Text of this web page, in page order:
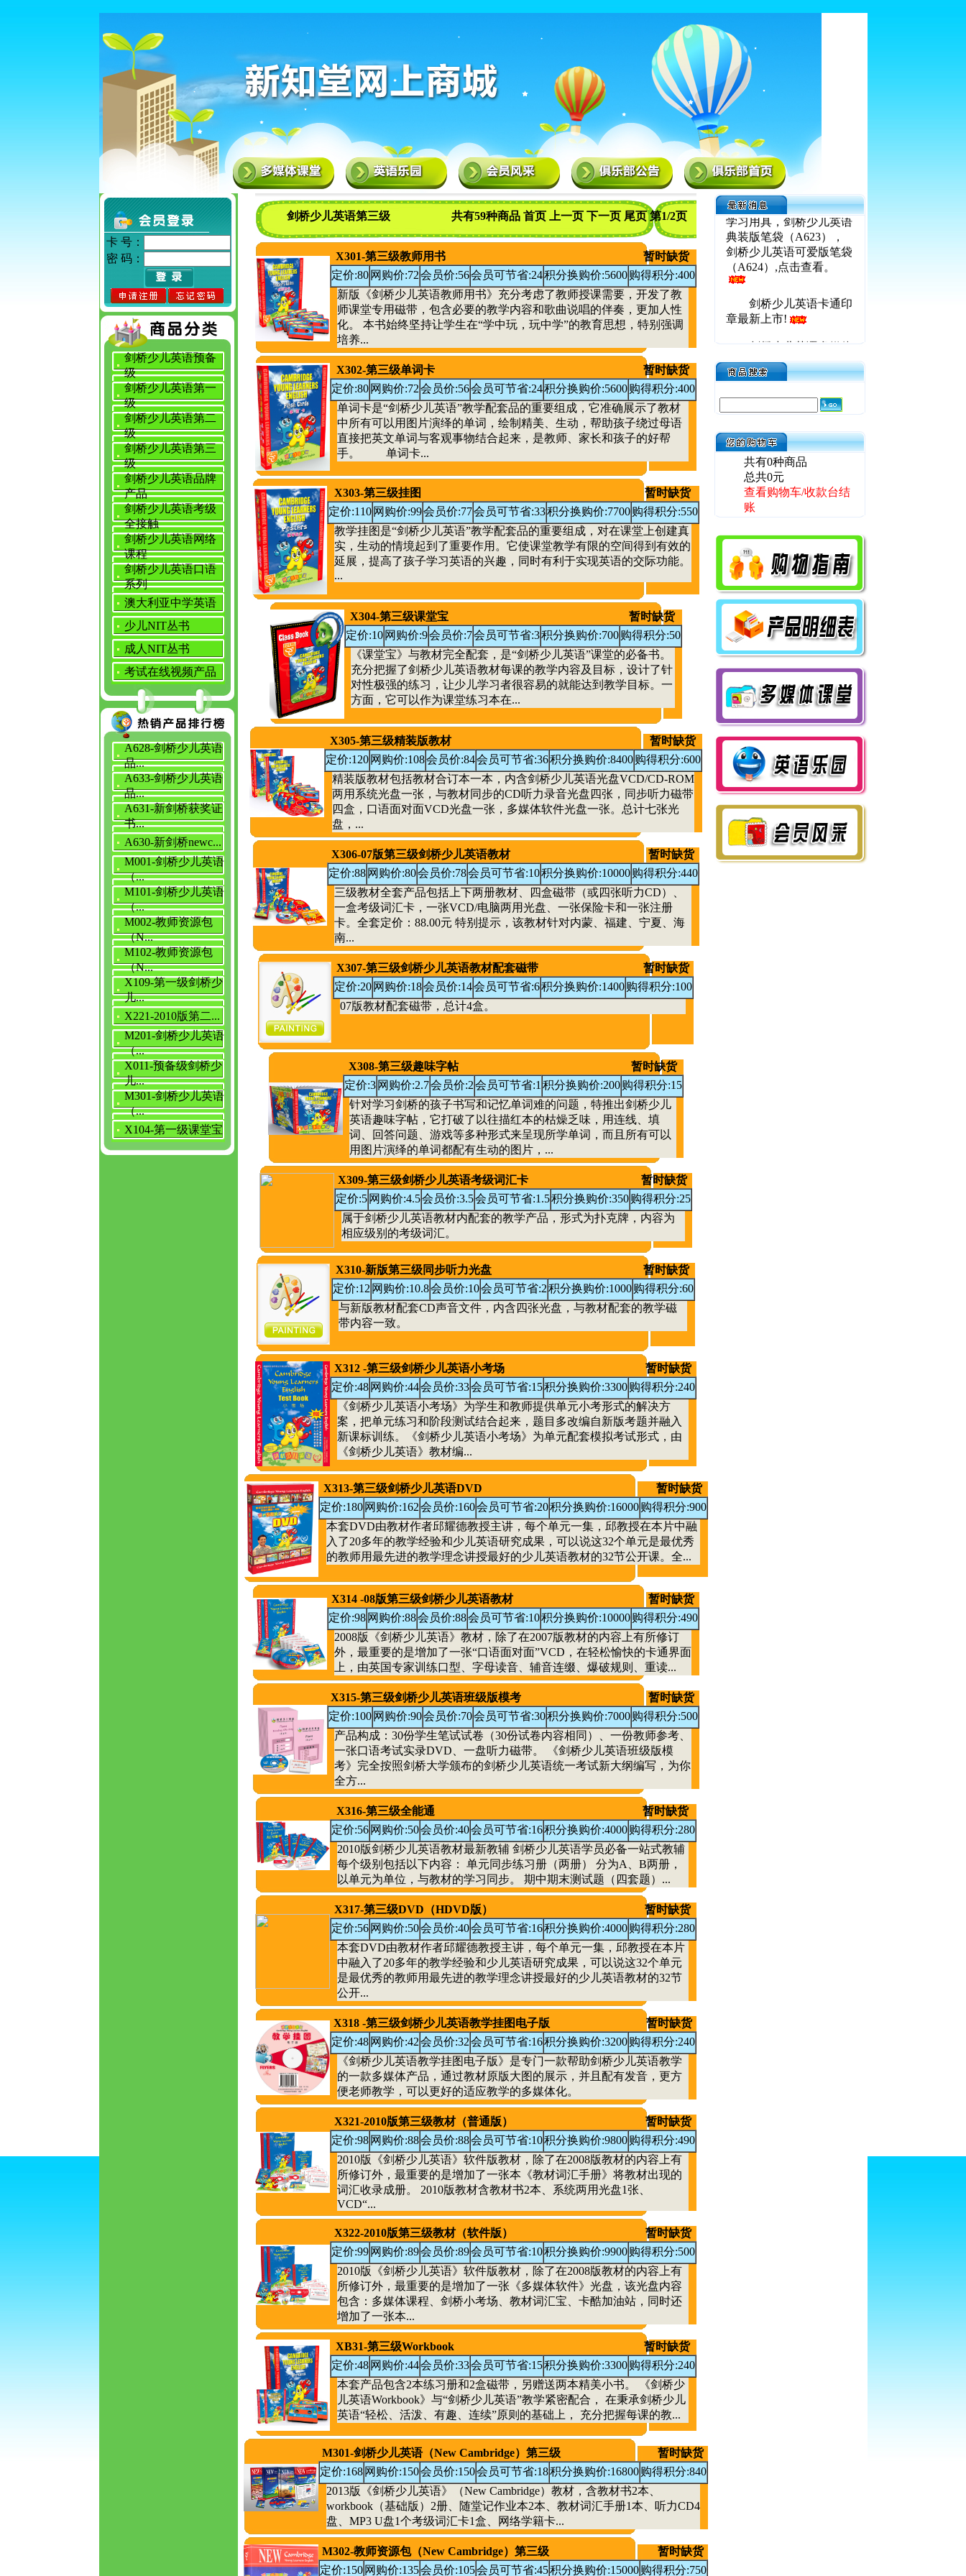
卡 号：
密 码：
剑桥少儿英语预备
级
剑桥少儿英语第一
级
剑桥少儿英语第二
级
剑桥少儿英语第三
级
剑桥少儿英语品牌
产品
剑桥少儿英语考级
全接触
剑桥少儿英语网络
课程
剑桥少儿英语口语
系列
澳大利亚中学英语
少儿NIT丛书
成人NIT丛书
考试在线视频产品
A628-剑桥少儿英语
品...
A633-剑桥少儿英语
品...
A631-新剑桥获奖证
书...
A630-新剑桥newc...
M001-剑桥少儿英语
（...
M101-剑桥少儿英语
（...
M002-教师资源包
（N...
M102-教师资源包
（N...
X109-第一级剑桥少
儿...
X221-2010版第二...
M201-剑桥少儿英语
（...
X011-预备级剑桥少
儿...
M301-剑桥少儿英语
（...
X104-第一级课堂宝
剑桥少儿英语第三级 共有59种商品 首页 上一页 下一页 尾页第1/2页
X301-第三级教师用书
暂时缺货
定价:80 网购价:72会员价:56会员可节省:24积分换购价:5600 购得积分:400
新版《剑桥少儿英语教师用书》充分考虑了教师授课需要，开发了教
师课堂专用磁带，包含必要的教学内容和歌曲说唱的伴奏，更加人性
化。 本书始终坚持让学生在“学中玩，玩中学”的教育思想，特别强调
培养...
X302-第三级单词卡
暂时缺货
定价:80 网购价:72会员价:56会员可节省:24积分换购价:5600 购得积分:400
单词卡是“剑桥少儿英语”教学配套品的重要组成，它准确展示了教材
中所有可以用图片演绎的单词，绘制精美、生动，帮助孩子绕过母语
直接把英文单词与客观事物结合起来，是教师、家长和孩子的好帮
手。 单词卡...
X303-第三级挂图
暂时缺货
定价:110 网购价:99会员价:77会员可节省:33积分换购价:7700 购得积分:550
教学挂图是“剑桥少儿英语”教学配套品的重要组成，对在课堂上创建真
实，生动的情境起到了重要作用。它使课堂教学有限的空间得到有效的
延展，提高了孩子学习英语的兴趣，同时有利于实现英语的交际功能。
...
X304-第三级课堂宝
暂时缺货
定价:10 网购价:9会员价:7会员可节省:3积分换购价:700 购得积分:50
《课堂宝》与教材完全配套，是“剑桥少儿英语”课堂的必备书。
充分把握了剑桥少儿英语教材每课的教学内容及目标，设计了针
对性极强的练习，让少儿学习者很容易的就能达到教学目标。一
方面，它可以作为课堂练习本在...
X305-第三级精装版教材
暂时缺货
定价:120 网购价:108会员价:84会员可节省:36积分换购价:8400 购得积分:600
精装版教材包括教材合订本一本，内含剑桥少儿英语光盘VCD/CD-ROM
两用系统光盘一张，与教材同步的CD听力录音光盘四张，同步听力磁带
四盒，口语面对面VCD光盘一张，多媒体软件光盘一张。总计七张光
盘，...
X306-07版第三级剑桥少儿英语教材
暂时缺货
定价:88 网购价:80会员价:78会员可节省:10积分换购价:10000 购得积分:440
三级教材全套产品包括上下两册教材、四盒磁带（或四张听力CD）、
一盒考级词汇卡，一张VCD/电脑两用光盘、一张保险卡和一张注册
卡。全套定价：88.00元 特别提示，该教材针对内蒙、福建、宁夏、海
南...
X307-第三级剑桥少儿英语教材配套磁带
暂时缺货
定价:20 网购价:18会员价:14会员可节省:6积分换购价:1400 购得积分:100
07版教材配套磁带，总计4盒。
X308-第三级趣味字帖
暂时缺货
定价:3 网购价:2.7会员价:2会员可节省:1 积分换购价:200 购得积分:15
针对学习剑桥的孩子书写和记忆单词难的问题，特推出剑桥少儿
英语趣味字帖，它打破了以往描红本的枯燥乏味，用连线、填
词、回答问题、游戏等多种形式来呈现所学单词，而且所有可以
用图片演绎的单词都配有生动的图片，...
X309-第三级剑桥少儿英语考级词汇卡
暂时缺货
定价:5 网购价:4.5会员价:3.5会员可节省:1.5积分换购价:350 购得积分:25
属于剑桥少儿英语教材内配套的教学产品，形式为扑克牌，内容为
相应级别的考级词汇。
X310-新版第三级同步听力光盘
暂时缺货
定价:12 网购价:10.8会员价:10会员可节省:2积分换购价:1000 购得积分:60
与新版教材配套CD声音文件，内含四张光盘，与教材配套的教学磁
带内容一致。
X312 -第三级剑桥少儿英语小考场
暂时缺货
定价:48 网购价:44会员价:33会员可节省:15积分换购价:3300 购得积分:240
《剑桥少儿英语小考场》为学生和教师提供单元小考形式的解决方
案，把单元练习和阶段测试结合起来，题目多改编自新版考题并融入
新课标训练。《剑桥少儿英语小考场》为单元配套模拟考试形式，由
《剑桥少儿英语》教材编...
X313-第三级剑桥少儿英语DVD
暂时缺货
定价:180 网购价:162会员价:160会员可节省:20积分换购价:16000 购得积分:900
本套DVD由教材作者邱耀德教授主讲，每个单元一集，邱教授在本片中融
入了20多年的教学经验和少儿英语研究成果，可以说这32个单元是最优秀
的教师用最先进的教学理念讲授最好的少儿英语教材的32节公开课。全...
X314 -08版第三级剑桥少儿英语教材
暂时缺货
定价:98 网购价:88会员价:88会员可节省:10积分换购价:10000 购得积分:490
2008版《剑桥少儿英语》教材，除了在2007版教材的内容上有所修订
外，最重要的是增加了一张“口语面对面”VCD，在轻松愉快的卡通界面
上，由英国专家训练口型、字母读音、辅音连缀、爆破规则、重读...
X315-第三级剑桥少儿英语班级版模考
暂时缺货
定价:100 网购价:90会员价:70会员可节省:30积分换购价:7000 购得积分:500
产品构成：30份学生笔试试卷（30份试卷内容相同）、一份教师参考、
一张口语考试实录DVD、一盘听力磁带。 《剑桥少儿英语班级版模
考》完全按照剑桥大学颁布的剑桥少儿英语统一考试新大纲编写，为你
全方...
X316-第三级全能通
暂时缺货
定价:56 网购价:50会员价:40会员可节省:16积分换购价:4000 购得积分:280
2010版剑桥少儿英语教材最新教辅 剑桥少儿英语学员必备一站式教辅
每个级别包括以下内容： 单元同步练习册（两册） 分为A、B两册，
以单元为单位，与教材的学习同步。 期中期末测试题（四套题）...
X317-第三级DVD（HDVD版）
暂时缺货
定价:56 网购价:50会员价:40会员可节省:16积分换购价:4000 购得积分:280
本套DVD由教材作者邱耀德教授主讲，每个单元一集，邱教授在本片
中融入了20多年的教学经验和少儿英语研究成果，可以说这32个单元
是最优秀的教师用最先进的教学理念讲授最好的少儿英语教材的32节
公开...
X318 -第三级剑桥少儿英语教学挂图电子版
暂时缺货
定价:48 网购价:42会员价:32会员可节省:16积分换购价:3200 购得积分:240
《剑桥少儿英语教学挂图电子版》是专门一款帮助剑桥少儿英语教学
的一款多媒体产品，通过教材原版大图的展示，并且配有发音，更方
便老师教学，可以更好的适应教学的多媒体化。
X321-2010版第三级教材（普通版）
暂时缺货
定价:98 网购价:88会员价:88会员可节省:10积分换购价:9800 购得积分:490
2010版《剑桥少儿英语》软件版教材，除了在2008版教材的内容上有
所修订外，最重要的是增加了一张本《教材词汇手册》将教材出现的
词汇收录成册。 2010版教材含教材书2本、系统两用光盘1张、
VCD“...
X322-2010版第三级教材（软件版）
暂时缺货
定价:99 网购价:89会员价:89会员可节省:10积分换购价:9900 购得积分:500
2010版《剑桥少儿英语》软件版教材，除了在2008版教材的内容上有
所修订外，最重要的是增加了一张《多媒体软件》光盘，该光盘内容
包含：多媒体课程、剑桥小考场、教材词汇宝、卡酷加油站，同时还
增加了一张本...
XB31-第三级Workbook
暂时缺货
定价:48 网购价:44会员价:33会员可节省:15积分换购价:3300 购得积分:240
本套产品包含2本练习册和2盒磁带，另赠送两本精美小书。 《剑桥少
儿英语Workbook》与“剑桥少儿英语”教学紧密配合， 在秉承剑桥少儿
英语“轻松、活泼、有趣、连续”原则的基础上， 充分把握每课的教...
M301-剑桥少儿英语（New Cambridge）第三级
暂时缺货
定价:168 网购价:150会员价:150会员可节省:18积分换购价:16800 购得积分:840
2013版《剑桥少儿英语》（New Cambridge）教材，含教材书2本、
workbook（基础版）2册、随堂记作业本2本、教材词汇手册1本、听力CD4
盘、MP3 U盘1个考级词汇卡1盒、网络学籍卡...
M302-教师资源包（New Cambridge）第三级
暂时缺货
定价:150 网购价:135会员价:105会员可节省:45积分换购价:15000 购得积分:750
在新学期开学之际，
新知堂公司陆续推出新品
学习用具，剑桥少儿英语
典装版笔袋（A623），
剑桥少儿英语可爱版笔袋
（A624）,点击查看。
章最新上市!
软件大礼包，最新上市，
更多详情，请点击进入！
2010版剑桥少儿英语
小手提袋的价格优惠调
整，定价4元，网购价3.2
元，会员价2.2元，敬请
关注！
2010版最新系列教辅
权威上市，请全面关注商
品公告！
为答谢新老客户4年
来对商城的关心与厚爱，
商城部分商品价格有所下
调，另全部商品增加“网
购价格”全面让利给商城
客户，敬请关注！
即日起，凡一次性订
可免费获赠相应数量
的“超级学员包”（每套价
值95元）。数量有限，先
到先得！订购热线：010-
67135201。
共有0种商品
总共0元
查看购物车/收款台结
账